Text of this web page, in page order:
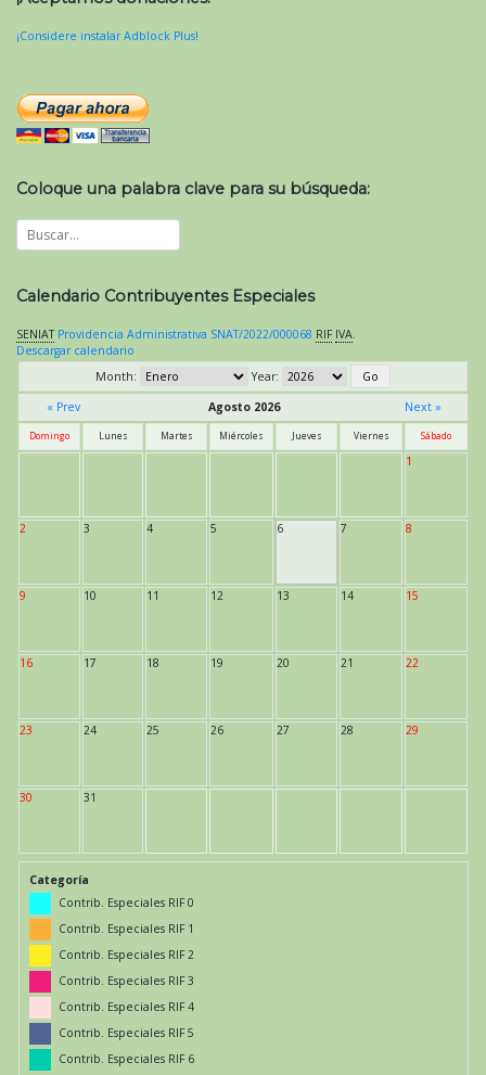
¡Considere instalar Adblock Plus!
Coloque una palabra clave para su búsqueda:
Calendario Contribuyentes Especiales
SENIAT Providencia Administrativa SNAT/2022/000068 RIF IVA.
Descargar calendario
Month:
Year:
« Prev
Agosto 2026 Next »
Domingo Lunes Martes Miércoles Jueves Viernes Sábado
1
2 3 4 5 6 7 8
9 10 11 12 13 14 15
16 17 18 19 20 21 22
23 24 25 26 27 28 29
30 31
Categoría
Contrib. Especiales RIF 0
Contrib. Especiales RIF 1
Contrib. Especiales RIF 2
Contrib. Especiales RIF 3
Contrib. Especiales RIF 4
Contrib. Especiales RIF 5
Contrib. Especiales RIF 6